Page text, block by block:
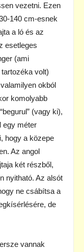
vezetni. Ezen
140 cm-esnek
a ló és az
esetleges
(ami
volt)
okból
komolyabb
(vagy ki),
egy méter
hogy a közepe
Az angol
két részből,
nyitható. Az alsót
ne csábítsa a
de
vannak